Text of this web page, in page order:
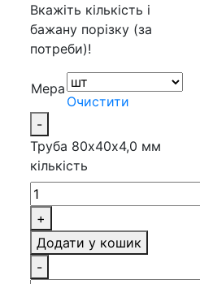
Вкажіть кількість і
бажану порізку (за
потреби)!
Мера
Очистити
-
Труба 80х40х4,0 мм
кількість
+
Додати у кошик
-